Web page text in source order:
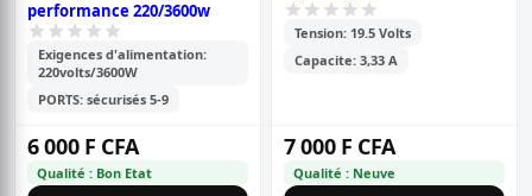
performance 220/3600w
Exigences d'alimentation:
220volts/3600W
PORTS: sécurisés 5-9
6 000 F CFA
Qualité : Bon Etat
Tension: 19.5 Volts
Capacite: 3,33 A
7 000 F CFA
Qualité : Neuve